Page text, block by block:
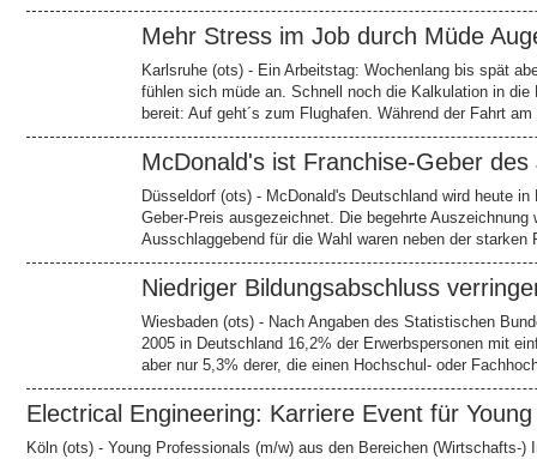
Mehr Stress im Job durch Müde
Karlsruhe (ots) - Ein Arbeitstag: Wochenlang bis spät
fühlen sich müde an. Schnell noch die Kalkulation in
bereit: Auf geht´s zum Flughafen. Während der Fahrt
McDonald's ist Franchise-Geber
Düsseldorf (ots) - McDonald's Deutschland wird heute
Geber-Preis ausgezeichnet. Die begehrte
Ausschlaggebend für die Wahl waren neben der
Niedriger Bildungsabschluss
Wiesbaden (ots) - Nach Angaben des Statistischen
2005 in Deutschland 16,2% der Erwerbspersonen mit
aber nur 5,3% derer, die einen Hochschul- oder
Electrical Engineering: Karriere Event für
Köln (ots) - Young Professionals (m/w) aus den Bereichen (Wirtschafts-)